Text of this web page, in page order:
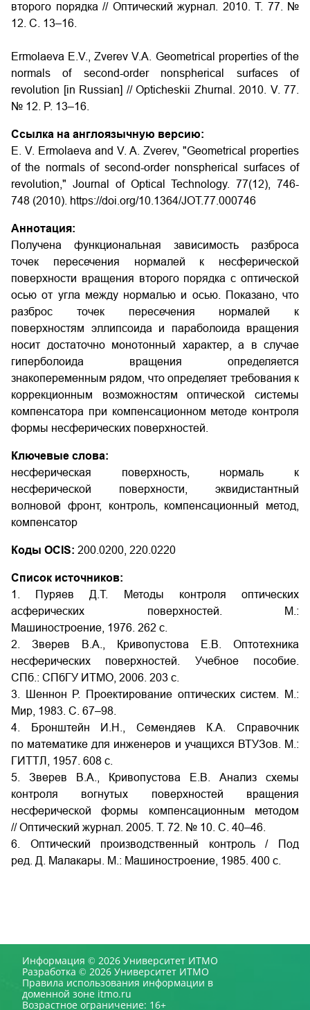
второго порядка // Оптический журнал. 2010. Т. 77. №
12. С. 13–16.
Ermolaeva E.V., Zverev V.A. Geometrical properties of the
normals of second-order nonspherical surfaces of
revolution [in Russian] // Opticheskii Zhurnal. 2010. V. 77.
№ 12. P. 13–16.
Ссылка на англоязычную версию:
E. V. Ermolaeva and V. A. Zverev, "Geometrical properties
of the normals of second-order nonspherical surfaces of
revolution," Journal of Optical Technology. 77(12), 746-
748 (2010). https://doi.org/10.1364/JOT.77.000746
Аннотация:
Получена функциональная зависимость разброса
точек пересечения нормалей к несферической
поверхности вращения второго порядка с оптической
осью от угла между нормалью и осью. Показано, что
разброс точек пересечения нормалей к
поверхностям эллипсоида и параболоида вращения
носит достаточно монотонный характер, а в случае
гиперболоида вращения определяется
знакопеременным рядом, что определяет требования к
коррекционным возможностям оптической системы
компенсатора при компенсационном методе контроля
формы несферических поверхностей.
Ключевые слова:
несферическая поверхность, нормаль к
несферической поверхности, эквидистантный
волновой фронт, контроль, компенсационный метод,
компенсатор
Коды OCIS: 200.0200, 220.0220
Список источников:
1. Пуряев Д.Т. Методы контроля оптических
асферических поверхностей. М.:
Машиностроение, 1976. 262 с.
2. Зверев В.А., Кривопустова Е.В. Оптотехника
несферических поверхностей. Учебное пособие.
СПб.: СПбГУ ИТМО, 2006. 203 с.
3. Шеннон Р. Проектирование оптических систем. М.:
Мир, 1983. С. 67–98.
4. Бронштейн И.Н., Семендяев К.А. Справочник
по математике для инженеров и учащихся ВТУЗов. М.:
ГИТТЛ, 1957. 608 с.
5. Зверев В.А., Кривопустова Е.В. Анализ схемы
контроля вогнутых поверхностей вращения
несферической формы компенсационным методом
// Оптический журнал. 2005. Т. 72. № 10. С. 40–46.
6. Оптический производственный контроль / Под
ред. Д. Малакары. М.: Машиностроение, 1985. 400 с.
Информация © 2026 Университет ИТМО
Разработка © 2026 Университет ИТМО
Правила использования информации в
доменной зоне itmo.ru
Возрастное ограничение: 16+